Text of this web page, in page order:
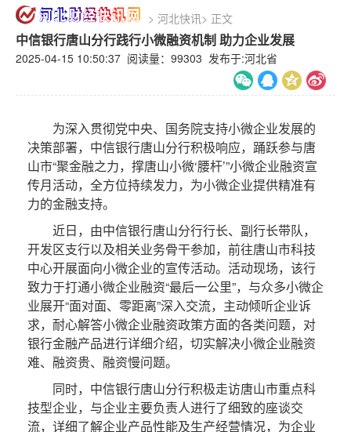
> 河北快讯> 正文
中信银行唐山分行践行小微融资机制 助力企业发展
2025-04-15 10:50:37 阅读量： 99303 发布于:河北省
为深入贯彻党中央、国务院支持小微企业发展的
决策部署，中信银行唐山分行积极响应，踊跃参与唐
山市“聚金融之力，撑唐山小微‘腰杆’”小微企业融资宣
传月活动，全方位持续发力，为小微企业提供精准有
力的金融支持。
近日，由中信银行唐山分行行长、副行长带队，
开发区支行以及相关业务骨干参加，前往唐山市科技
中心开展面向小微企业的宣传活动。活动现场，该行
致力于打通小微企业融资“最后一公里”，与众多小微企
业展开“面对面、零距离”深入交流，主动倾听企业诉
求，耐心解答小微企业融资政策方面的各类问题，对
银行金融产品进行详细介绍，切实解决小微企业融资
难、融资贵、融资慢问题。
同时，中信银行唐山分行积极走访唐山市重点科
技型企业，与企业主要负责人进行了细致的座谈交
流，详细了解企业产品性能及生产经营情况，为企业